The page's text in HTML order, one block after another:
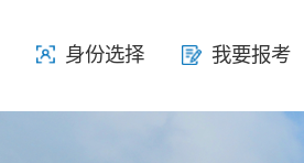
身份选择 我要报考
身份选择 我要报考